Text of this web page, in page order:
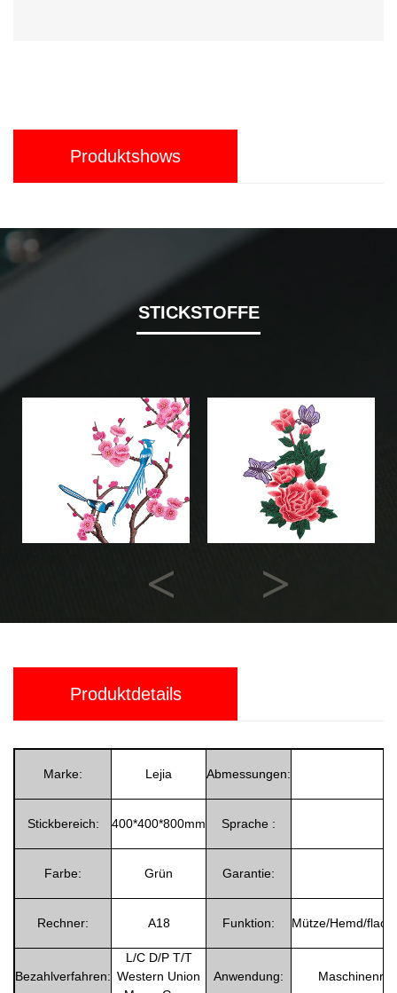
Produktshows
STICKSTOFFE
Next
Produktdetails
Marke: Lejia Abmessungen:
Stickbereich: 400*400*800mm Sprache :
Farbe: Grün Garantie:
Rechner: A18 Funktion: Mütze/Hemd/
Bezahlverfahren:
L/C D/P T/T
Western Union
Anwendung: